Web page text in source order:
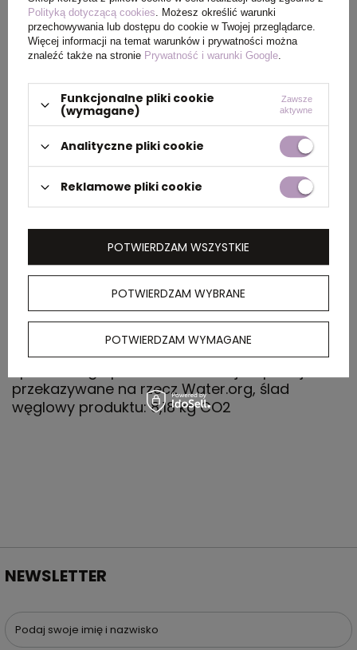
Rozmiar XXXL
PAKOWANIE
Wymiary
60 x 40 x 30 cm
Męski bezrękawnik, kamizelka, wykonany z
poliestru pochodzącego w 100% z recyklingu,
posiada znacznik AWARE™, który gwarantuje,
że wykorzystane materiały pochodzą z
recyklingu, 2% wpływów z każdego
przekazywane na rzecz Water.org, ślad
węglowy produktu: 8,18 kg CO2
NEWSLETTER
Podaj swoje imię i nazwisko
Polityką dotyczącą cookies. Możesz określić warunki
przechowywania lub dostępu do cookie w Twojej przeglądarce.
Więcej informacji na temat warunków i prywatności można
znaleźć także na stronie Prywatność i warunki Google.
Funkcjonalne pliki cookie
(wymagane)
Zawsze
aktywne
Analityczne pliki cookie
Reklamowe pliki cookie
POTWIERDZAM WYBRANE
POTWIERDZAM WYMAGANE
POTWIERDZAM WSZYSTKIE